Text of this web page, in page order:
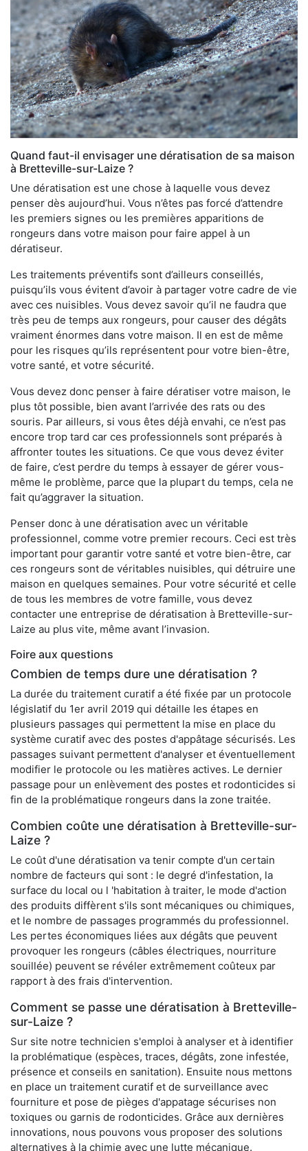
Quand faut-il envisager une dératisation de sa maison
à Bretteville-sur-Laize ?
Une dératisation est une chose à laquelle vous devez
penser dès aujourd’hui. Vous n’êtes pas forcé d’attendre
les premiers signes ou les premières apparitions de
rongeurs dans votre maison pour faire appel à un
dératiseur.
Les traitements préventifs sont d’ailleurs conseillés,
puisqu’ils vous évitent d’avoir à partager votre cadre de vie
avec ces nuisibles. Vous devez savoir qu’il ne faudra que
très peu de temps aux rongeurs, pour causer des dégâts
vraiment énormes dans votre maison. Il en est de même
pour les risques qu’ils représentent pour votre bien-être,
votre santé, et votre sécurité.
Vous devez donc penser à faire dératiser votre maison, le
plus tôt possible, bien avant l’arrivée des rats ou des
souris. Par ailleurs, si vous êtes déjà envahi, ce n’est pas
encore trop tard car ces professionnels sont préparés à
affronter toutes les situations. Ce que vous devez éviter
de faire, c’est perdre du temps à essayer de gérer vous-
même le problème, parce que la plupart du temps, cela ne
fait qu’aggraver la situation.
Penser donc à une dératisation avec un véritable
professionnel, comme votre premier recours. Ceci est très
important pour garantir votre santé et votre bien-être, car
ces rongeurs sont de véritables nuisibles, qui détruire une
maison en quelques semaines. Pour votre sécurité et celle
de tous les membres de votre famille, vous devez
contacter une entreprise de dératisation à Bretteville-sur-
Laize au plus vite, même avant l’invasion.
Foire aux questions
Combien de temps dure une dératisation ?
La durée du traitement curatif a été fixée par un protocole
législatif du 1er avril 2019 qui détaille les étapes en
plusieurs passages qui permettent la mise en place du
système curatif avec des postes d'appâtage sécurisés. Les
passages suivant permettent d'analyser et éventuellement
modifier le protocole ou les matières actives. Le dernier
passage pour un enlèvement des postes et rodonticides si
fin de la problématique rongeurs dans la zone traitée.
Combien coûte une dératisation à Bretteville-sur-
Laize ?
Le coût d'une dératisation va tenir compte d'un certain
nombre de facteurs qui sont : le degré d'infestation, la
surface du local ou l 'habitation à traiter, le mode d'action
des produits diffèrent s'ils sont mécaniques ou chimiques,
et le nombre de passages programmés du professionnel.
Les pertes économiques liées aux dégâts que peuvent
provoquer les rongeurs (câbles électriques, nourriture
souillée) peuvent se révéler extrêmement coûteux par
rapport à des frais d'intervention.
Comment se passe une dératisation à Bretteville-
sur-Laize ?
Sur site notre technicien s'emploi à analyser et à identifier
la problématique (espèces, traces, dégâts, zone infestée,
présence et conseils en sanitation). Ensuite nous mettons
en place un traitement curatif et de surveillance avec
fourniture et pose de pièges d'appatage sécurises non
toxiques ou garnis de rodonticides. Grâce aux dernières
innovations, nous pouvons vous proposer des solutions
alternatives à la chimie avec une lutte mécanique.